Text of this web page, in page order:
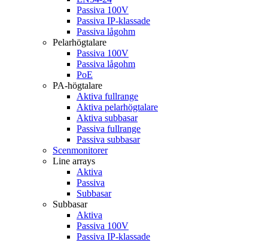
Passiva 100V
Passiva IP-klassade
Passiva lågohm
Pelarhögtalare
Passiva 100V
Passiva lågohm
PoE
PA-högtalare
Aktiva fullrange
Aktiva pelarhögtalare
Aktiva subbasar
Passiva fullrange
Passiva subbasar
Scenmonitorer
Line arrays
Aktiva
Passiva
Subbasar
Subbasar
Aktiva
Passiva 100V
Passiva IP-klassade